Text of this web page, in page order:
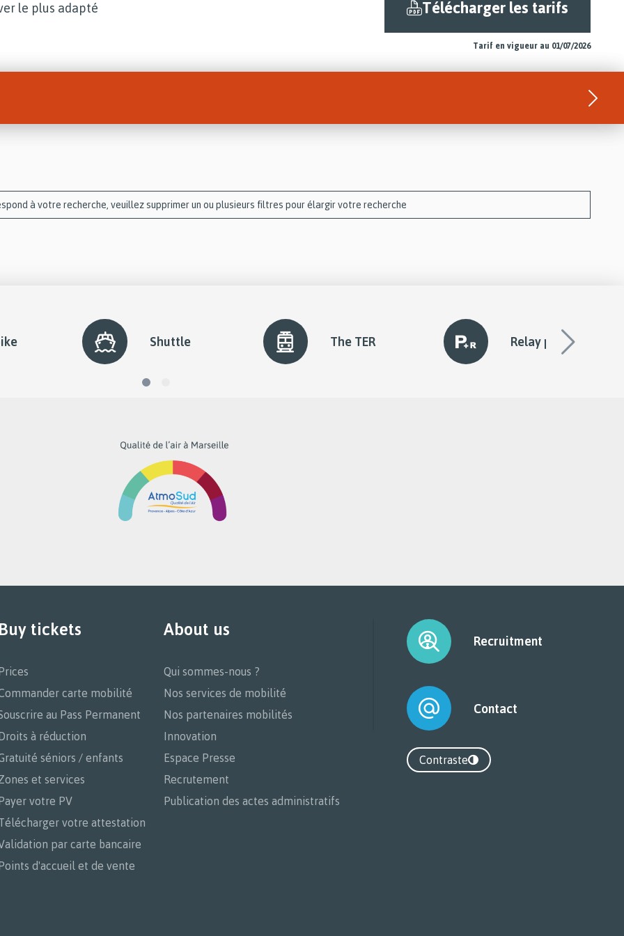
le plus adapté Télécharger les tarifs
Tarif en vigueur au 01/07/2026
à votre recherche, veuillez supprimer un ou plusieurs filtres pour élargir votre recherche
Shuttle The TER Relay parking
diapo
Buy tickets
carte mobilité
au Pass Permanent
à réduction
séniors / enfants
et services
votre PV
votre attestation
par carte bancaire
d'accueil et de vente
About us
Qui sommes-nous ?
Nos services de mobilité
Nos partenaires mobilités
Innovation
Espace Presse
Recrutement
Publication des actes administratifs
Recruitment
Contact
ContrasteContraste